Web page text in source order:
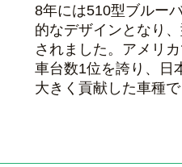
8年には510型ブルー
的なデザインとなり
されました。アメリ
車台数1位を誇り、日
大きく貢献した車種で